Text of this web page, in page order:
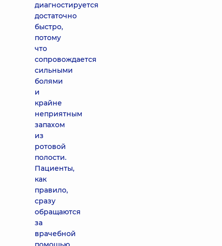
диагностируется
достаточно
быстро,
потому
что
сопровождается
сильными
болями
и
крайне
неприятным
запахом
из
ротовой
полости.
Пациенты,
как
правило,
сразу
обращаются
за
врачебной